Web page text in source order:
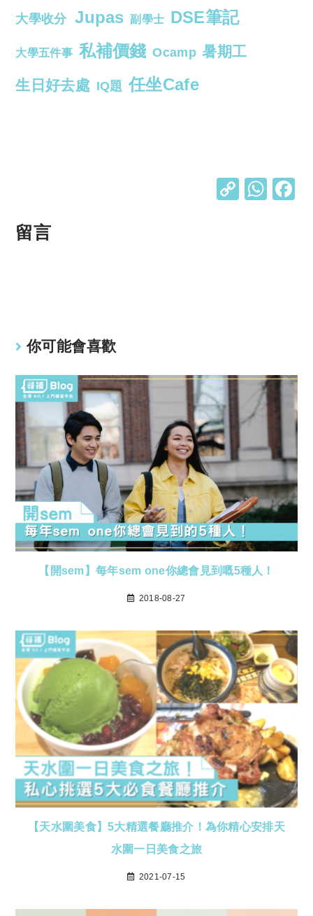
大學收分 Jupas 副學士 DSE筆記
大學五件事 私補價錢 Ocamp 暑期工
生日好去處 IQ題 任坐Cafe
C W
留言
你可能會喜歡
【開sem】每年sem one你總會見到嘅5種人！
2018-08-27
【天水圍美食】5大精選餐廳推介！為你精心安排天
水圍一日美食之旅
2021-07-15